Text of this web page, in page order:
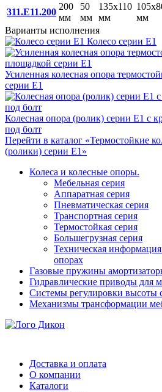
311.E11.200
200
мм
50
мм
135x110
мм
мм
Варианты исполнения
Колесо серии Е1
Усиленная колесная опора
серии Е1
Колесная опора (ролик) серии Е1 с
под болт
Перейти в каталог «Термостойкие
(ролики) серии Е1»
Колеса и колесные опоры.
Мебельная серия
Аппаратная серия
Пневматическая серия
Транспортная серия
Термостойкая серия
Большегрузная серия
Техническая
опорах
Газовые пружины
Гидравлические приводы для
Системы регулировки высоты
Механизмы трансформации
Доставка и оплата
О компании
Каталоги